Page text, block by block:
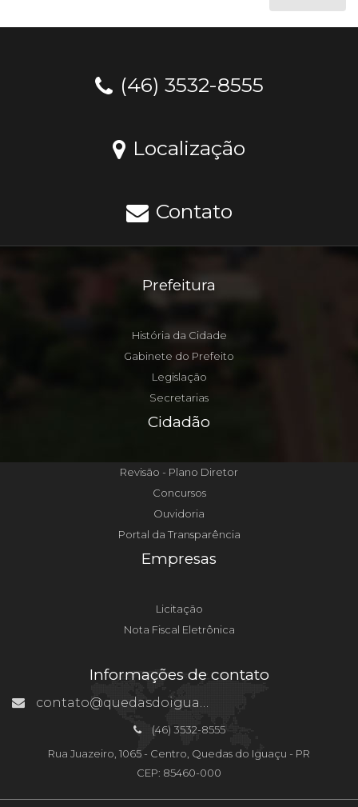
(46) 3532-8555
Localização
Contato
Prefeitura
História da Cidade
Gabinete do Prefeito
Legislação
Secretarias
Cidadão
Revisão - Plano Diretor
Concursos
Ouvidoria
Portal da Transparência
Empresas
Licitação
Nota Fiscal Eletrônica
Informações de contato
contato@quedasdoiguacu.pr.gov.br
(46) 3532-8555
Rua Juazeiro, 1065 - Centro, Quedas do Iguaçu - PR
CEP: 85460-000